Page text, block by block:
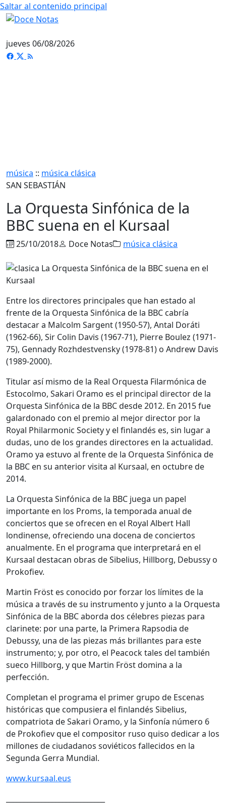
Saltar al contenido principal
jueves 06/08/2026
música :: música clásica
SAN SEBASTIÁN
La Orquesta Sinfónica de la
BBC suena en el Kursaal
25/10/2018 Doce Notas música clásica
Entre los directores principales que han estado al
frente de la Orquesta Sinfónica de la BBC cabría
destacar a Malcolm Sargent (1950-57), Antal Doráti
(1962-66), Sir Colin Davis (1967-71), Pierre Boulez (1971-
75), Gennady Rozhdestvensky (1978-81) o Andrew Davis
(1989-2000).
Titular así mismo de la Real Orquesta Filarmónica de
Estocolmo, Sakari Oramo es el principal director de la
Orquesta Sinfónica de la BBC desde 2012. En 2015 fue
galardonado con el premio al mejor director por la
Royal Philarmonic Society y el finlandés es, sin lugar a
dudas, uno de los grandes directores en la actualidad.
Oramo ya estuvo al frente de la Orquesta Sinfónica de
la BBC en su anterior visita al Kursaal, en octubre de
2014.
La Orquesta Sinfónica de la BBC juega un papel
importante en los Proms, la temporada anual de
conciertos que se ofrecen en el Royal Albert Hall
londinense, ofreciendo una docena de conciertos
anualmente. En el programa que interpretará en el
Kursaal destacan obras de Sibelius, Hillborg, Debussy o
Prokofiev.
Martin Fröst es conocido por forzar los límites de la
música a través de su instrumento y junto a la Orquesta
Sinfónica de la BBC aborda dos célebres piezas para
clarinete: por una parte, la Primera Rapsodia de
Debussy, una de las piezas más brillantes para este
instrumento; y, por otro, el Peacock tales del también
sueco Hillborg, y que Martin Fröst domina a la
perfección.
Completan el programa el primer grupo de Escenas
históricas que compusiera el finlandés Sibelius,
compatriota de Sakari Oramo, y la Sinfonía número 6
de Prokofiev que el compositor ruso quiso dedicar a los
millones de ciudadanos soviéticos fallecidos en la
Segunda Gerra Mundial.
www.kursaal.eus